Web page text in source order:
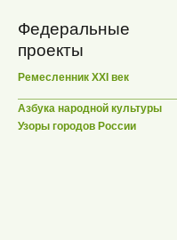
Федеральные
проекты
Ремесленник XXI век
Азбука народной культуры
Узоры городов России